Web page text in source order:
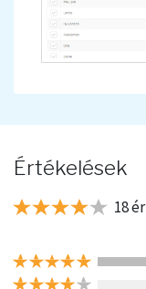
Értékelések
18